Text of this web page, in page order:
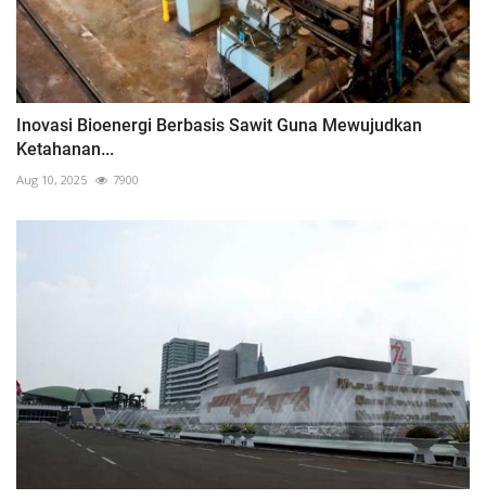
Inovasi Bioenergi Berbasis Sawit Guna Mewujudkan
Ketahanan...
Aug 10, 2025 7900